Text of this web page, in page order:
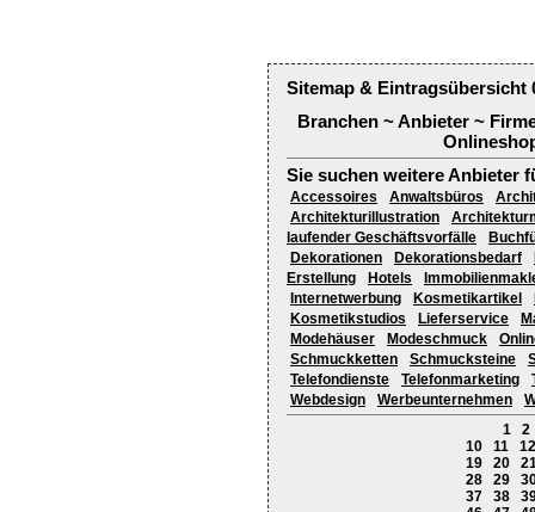
Sitemap & Eintragsübersicht
Branchen ~ Anbieter ~
Sie suchen weitere Anbieter
Accessoires Anwaltsbüros
Architekturillustration
laufender Geschäftsvorfälle
Dekorationen
Dekorationsbedarf
Erstellung
Hotels
Internetwerbung
Kosmetikartikel
Kosmetikstudios
Lieferservice
Modehäuser
Modeschmuck
Schmuckketten
Schmucksteine
Telefondienste
Telefonmarketing
Webdesign
Werbeunternehmen
1
2
10
11
12
19
20
28
29
37
38